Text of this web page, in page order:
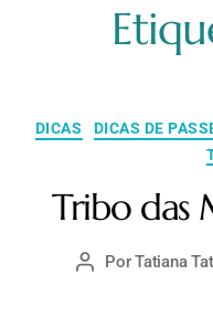
DICAS DICAS DE
Tribo das
PorTatiana